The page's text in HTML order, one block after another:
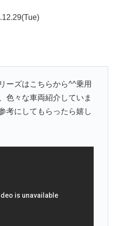
ーズはこちらから^^乗用
色々な車両紹介していま
考にしてもらったら嬉し